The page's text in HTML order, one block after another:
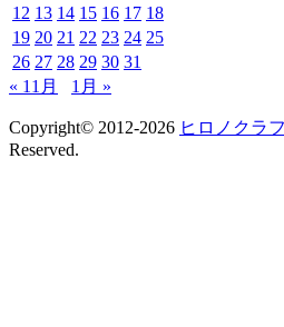
12 13 14 15 16 17 18
19 20 21 22 23 24 25
26 27 28 29 30 31
« 11月
1月 »
Copyright© 2012-2026 ヒロノクラ
Reserved.